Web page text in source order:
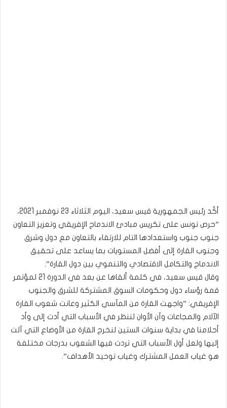
أكّد رئيس الجمهورية قيس سعيد، اليوم الثلاثاء 23 نوفمبر 2021،
”حرص تونس على تكريس مبادئ الاندماج الإفريقي وتعزيز التعاون
جنوب جنوب واستعدادها التام للارتقاء بالتعاون مع دول وشرق
وجنوب القارة إلى أفضل المستويات بما يساعد على تحقيق
الاندماج والتكامل الاقتصادي والتنموي بين دول القارة”.
وقال قيس سعيد، في كلمة ألقاها عن بعد في الدورة 21 لمؤتمر
قمة رؤساء دول وحكومات السوق المشتركة للشرق والجنوب
الإفريقي: ”واجهت القارة من المآسي الكثير وعانت شعوب القارة
الآلام والمجاعات وآن الأوان لننظر في الأسباب التي أدت إلى وأد
أحلامنا في بداية سنوات الستين لنخرج القارة من الأوضاع التي آلت
إليها ولعل أول الأسباب التي تردت فيها الشعوب بدرجات مختلفة
هو غياب العمل المشترك وغياب توحيد الأهداف”.